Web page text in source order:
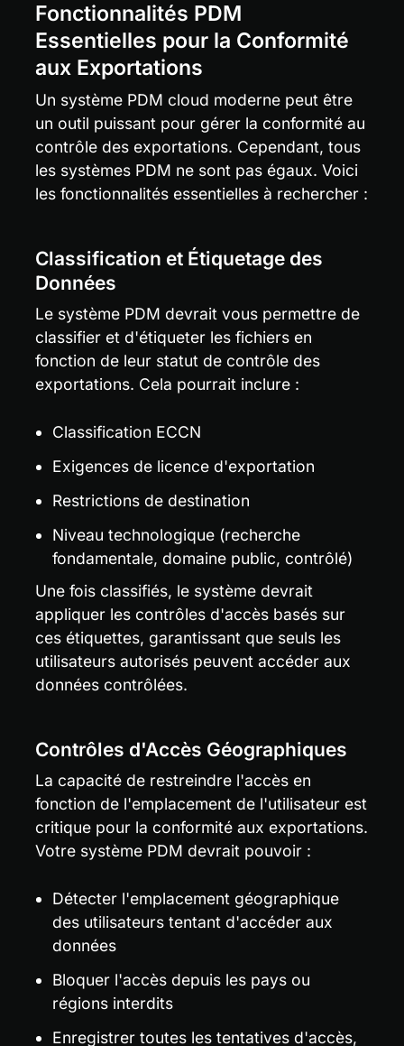
Fonctionnalités PDM
Essentielles pour la Conformité
aux Exportations
Un système PDM cloud moderne peut être
un outil puissant pour gérer la conformité au
contrôle des exportations. Cependant, tous
les systèmes PDM ne sont pas égaux. Voici
les fonctionnalités essentielles à rechercher :
Classification et Étiquetage des
Données
Le système PDM devrait vous permettre de
classifier et d'étiqueter les fichiers en
fonction de leur statut de contrôle des
exportations. Cela pourrait inclure :
Classification ECCN
Exigences de licence d'exportation
Restrictions de destination
Niveau technologique (recherche
fondamentale, domaine public, contrôlé)
Une fois classifiés, le système devrait
appliquer les contrôles d'accès basés sur
ces étiquettes, garantissant que seuls les
utilisateurs autorisés peuvent accéder aux
données contrôlées.
Contrôles d'Accès Géographiques
La capacité de restreindre l'accès en
fonction de l'emplacement de l'utilisateur est
critique pour la conformité aux exportations.
Votre système PDM devrait pouvoir :
Détecter l'emplacement géographique
des utilisateurs tentant d'accéder aux
données
Bloquer l'accès depuis les pays ou
régions interdits
Enregistrer toutes les tentatives d'accès,